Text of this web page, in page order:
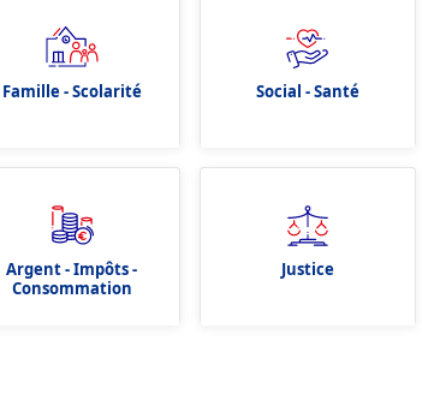
Famille - Scolarité Social - Santé
Argent - Impôts -
Consommation
Justice